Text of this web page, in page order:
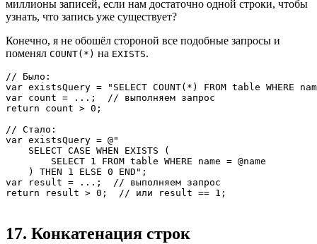
миллионы записей, если нам достаточно одной строки, чтобы
узнать, что запись уже существует?
Конечно, я не обошёл стороной все подобные запросы и
поменял COUNT(*) на EXISTS.
// Было:
var existsQuery = "SELECT COUNT(*) FROM table WHERE
var count = ...;  // выполняем запрос
return count > 0;
// Стало:
var existsQuery = @"
    SELECT CASE WHEN EXISTS (
        SELECT 1 FROM table WHERE name = @name
    ) THEN 1 ELSE 0 END";
var result = ...;  // выполняем запрос
return result > 0;  // или result == 1;
17. Конкатенация строк